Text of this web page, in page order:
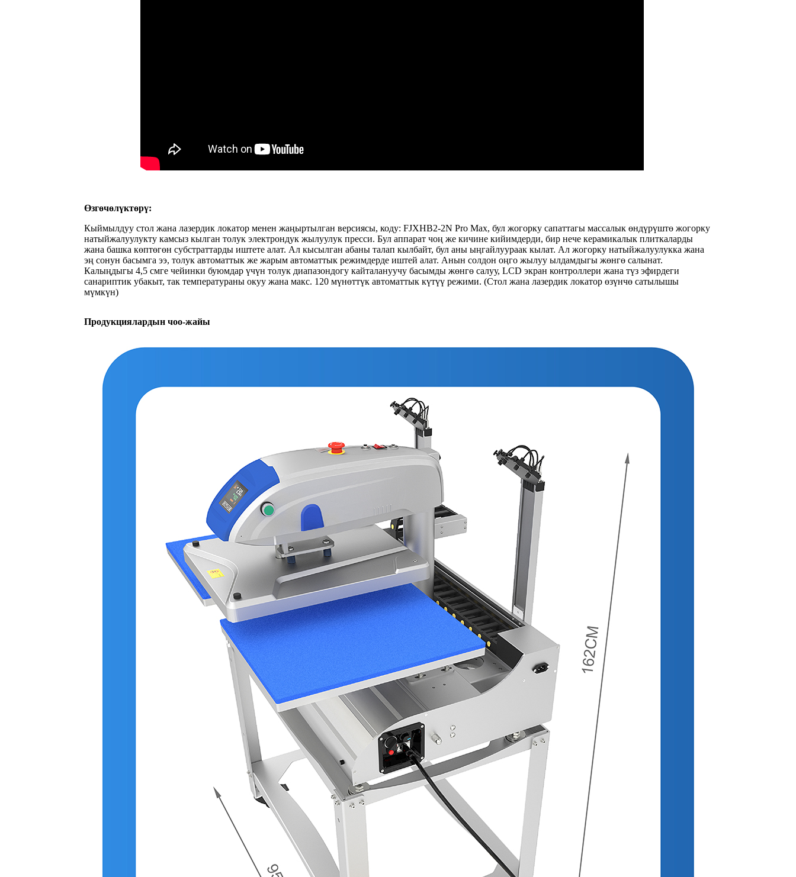
Өзгөчөлүктөрү:
Кыймылдуу стол жана лазердик локатор менен жаңыртылган версиясы, коду: FJXHB2-2N Pro Max, бул жогорку сапаттагы массалык өндүрүштө жогорку
натыйжалуулукту камсыз кылган толук электрондук жылуулук пресси. Бул аппарат чоң же кичине кийимдерди, бир нече керамикалык плиткаларды
жана башка көптөгөн субстраттарды иштете алат. Ал кысылган абаны талап кылбайт, бул аны ыңгайлуураак кылат. Ал жогорку натыйжалуулукка жана
эң сонун басымга ээ, толук автоматтык же жарым автоматтык режимдерде иштей алат. Анын солдон оңго жылуу ылдамдыгы жөнгө салынат.
Калыңдыгы 4,5 смге чейинки буюмдар үчүн толук диапазондогу кайталануучу басымды жөнгө салуу, LCD экран контроллери жана түз эфирдеги
санариптик убакыт, так температураны окуу жана макс. 120 мүнөттүк автоматтык күтүү режими. (Стол жана лазердик локатор өзүнчө сатылышы
мүмкүн)
Продукциялардын чоо-жайы